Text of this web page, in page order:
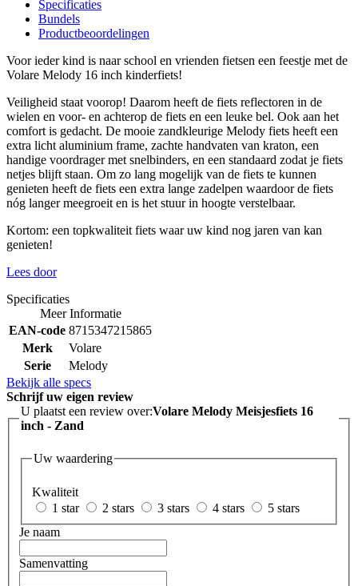
Specificaties
Bundels
Productbeoordelingen
Voor ieder kind is naar school en vrienden fietsen een feestje met de
Volare Melody 16 inch kinderfiets!
Veiligheid staat voorop! Daarom heeft de fiets reflectoren in de
wielen en voor- en achterop de fiets en een leuke bel. Ook aan het
comfort is gedacht. De mooie zandkleurige Melody fiets heeft een
extra licht aluminium frame, zachte handvaten van kraton, een
handige voordrager met snelbinders, en een standaard zodat je fiets
netjes blijft staan. Om zo lang mogelijk van de fiets te kunnen
genieten heeft de fiets een extra lange zadelpen waardoor de fiets
nóg langer meegroeit en is het stuur in hoogte verstelbaar.
Kortom: een topkwaliteit fiets waar uw kind nog jaren van kan
genieten!
Lees door
Specificaties
Meer Informatie
EAN-code 8715347215865
Merk
Volare
Serie
Melody
Bekijk alle specs
Schrijf uw eigen review
U plaatst een review over:Volare Melody Meisjesfiets 16
inch - Zand
Uw waardering
Kwaliteit
1 star
2 stars 3 stars 4 stars
5 stars
Je naam
Samenvatting